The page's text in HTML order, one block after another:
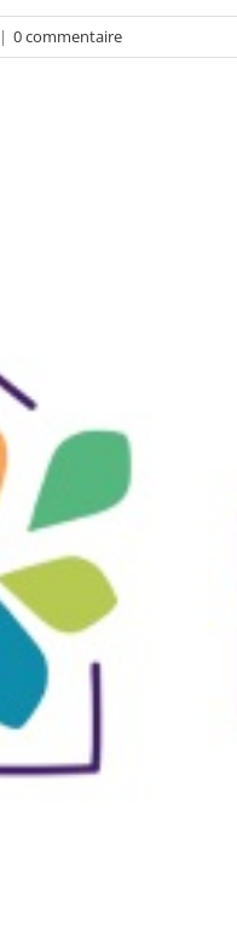
| 0 commentaire